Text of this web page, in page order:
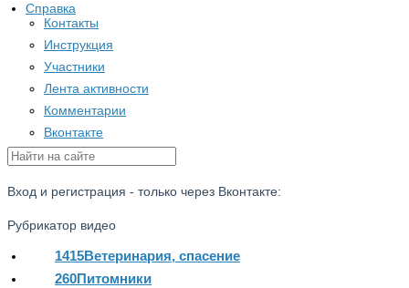
Справка
Контакты
Инструкция
Участники
Лента активности
Комментарии
Вконтакте
Вход и регистрация - только через Вконтакте:
Рубрикатор видео
1415Ветеринария, спасение
260Питомники